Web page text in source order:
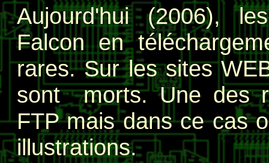
Aujourd'hui (2006),
Falcon en
rares. Sur les sites
sont morts. Une des
FTP mais dans ce cas
illustrations.